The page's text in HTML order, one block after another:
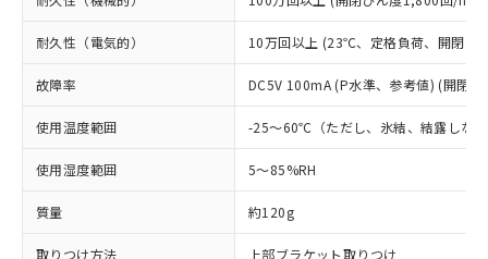
耐久性（電気的） 10万回以上 (23℃、定格負荷、開閉ひ
故障率 DC5V 100mA (P水準、参考値) (開閉
使用温度範囲 -25～60℃（ただし、氷結、結露しな
使用湿度範囲 5～85%RH
質量 約120g
取りつけ方法 上部ブラケット取りつけ
オムロン制御機器販売店や当社販売拠
点は「
販売ネットワーク
」をご確認
在庫状況および標準価格結果を当社の
示しないようお願いします。
マイパーツ機能（部品リスト作成サー
メンバーズにご登録されている必要が
お客様が当ウェブサイト上で当社にご
適用除外項目は除く。
フタル酸エステル類の４物質については閾値を超える意
図的な使用がないことを確認しています。
部品在庫の切り替え状況などにより、予定
月が前後することがあります。
※2 環境保護使用期限
「ｅ」：有害物質（10物質）のすべてが基
準値以下であることを示します。
「10」：通常の使用状況下において有害物
質が外部に漏えいし、環境に深刻な影響を
及ぼさない年数を意味します。
「－」：未確認です。当社販売部門へお問
ル、化学兵器、生物兵器またはその他
武器並びにこれらの製造装置等に一切
使用いたしません。
当社は、貴社製品を第三者に販売する
場合は、上記1、2および3の内容を当
該第三者に通知します。また当社は、
販売先および販売に係わる関係者が違
法に輸出するおそれがある場合は、取
在庫なし(最新の在庫状況につ
いては、お客様のお取引先、ま
たはお客様担当のオムロン制御
機器販売店・当社販売員にご確
認ください)
空
受注生産機種、また在庫状況の
情報を公開していない機種